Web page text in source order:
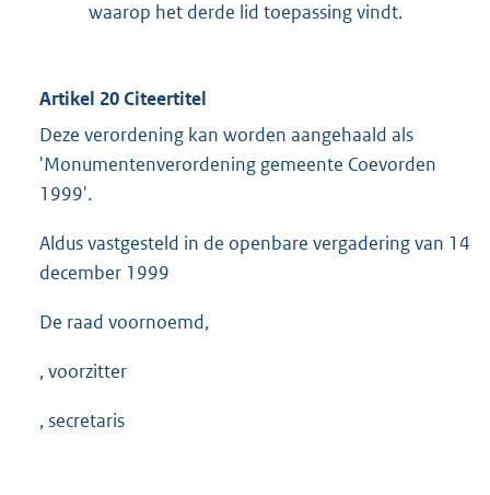
waarop het derde lid toepassing vindt.
Artikel 20 Citeertitel
Deze verordening kan worden aangehaald als
'Monumentenverordening gemeente Coevorden
1999'.
Aldus vastgesteld in de openbare vergadering van 14
december 1999
De raad voornoemd,
, voorzitter
, secretaris